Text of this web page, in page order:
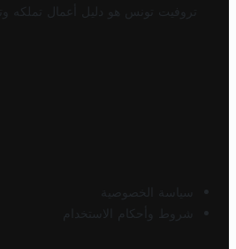
تروفيت تونس هو دليل أعمال تملكه
سياسة الخصوصية
شروط وأحكام الاستخدام